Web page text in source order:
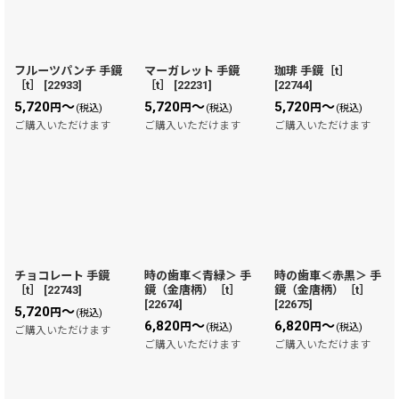
フルーツパンチ 手鏡
［t］
[22933]
5,720円～(税込)
ご購入いただけます
マーガレット 手鏡
［t］
[22231]
5,720円～(税込)
ご購入いただけます
珈琲 手鏡［t］
[22744]
5,720円～(税込)
ご購入いただけます
チョコレート 手鏡
［t］
[22743]
5,720円～(税込)
ご購入いただけます
時の歯車＜青緑＞ 手
鏡（金唐柄）［t］
[22674]
6,820円～(税込)
ご購入いただけます
時の歯車＜赤黒＞ 手
鏡（金唐柄）［t］
[22675]
6,820円～(税込)
ご購入いただけます